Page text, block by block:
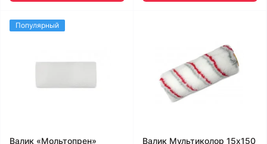
Популярный
Валик «Мольтопрен» Валик Мультиколор 15x150